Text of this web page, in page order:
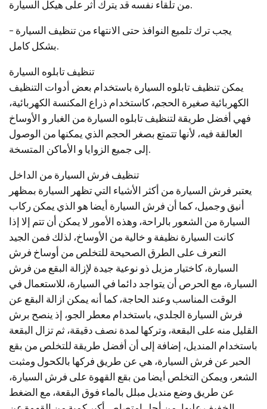
من تلقاء نفسه قد يترك أثر على هيكل السيارة.
– يجب ترك تلميع النوافذ حتى الانتهاء من تنظيف السيارة
بشكل كامل.
تنظيف تابلوه السيارة
يمكن تنظيف تابلوه السيارة باستخدام بعض أدوات التنظيف
الكهربائية صغيرة الحجم، كاستخدام ذراع المكنسة الكهربائية،
فهي أفضل طريقة لتنظيف تابلوه السيارة من الغبار و الأوساخ
العالقة فيه، لأنها تتمتع بصغر الحجم الذي يمكنها من الوصول
إلى جميع الزوايا و الأماكن المتسخة.
تنظيف فرش السيارة من الداخل
يعتبر فرش السيارة من أكثر الأشياء التي تظهر السيارة بمظهر
أنيق وجميل، كما أن فرش السيارة أيضا هو الذي يمكن ركاب
السيارة من الشعور بالراحة، وهذه الأمور لا يمكن أن تتم إلا إذا
كانت السيارة نظيفة و خالية من الأوساخ، لذلك فمن الجيد
التعرف على الطرق الصحيحة للتخلص من أوساخ فرش
السيارة، كاختيار مزيل ذو نوعية جيدة لإزالة البقع من فرش
السيارة، مع الحرص أن يتواجد دائما في السيارة، للاستعمال في
الوقت المناسب وعند الحاجة، كما أنه يمكن ازالة البقع عن
فرش السيارة الجلدي، باستخدام معطر الجو، إذ ينصح برش
القليل منه على البقعة، وتركها لمدة نصف دقيقة، ثم تزال البقعة
باستخدام المنديل، إضافة إلى أن أفضل طريقة للتخلص من بقع
الحبر عن فرش السيارة، هي عن طريق فركها بالكحول ومثبت
الشعر، ويمكن التخلص أيضا من بقع القهوة على فرش السيارة،
عن طريق وضع منديل مبلل بالماء فوق البقعة، مع الضغط